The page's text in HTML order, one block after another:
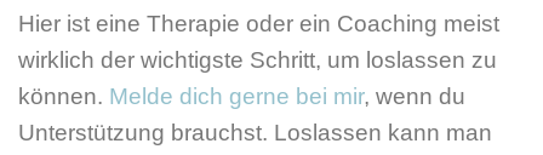
Hier ist eine Therapie oder ein Coaching meist
wirklich der wichtigste Schritt, um loslassen zu
können. Melde dich gerne bei mir, wenn du
Unterstützung brauchst. Loslassen kann man